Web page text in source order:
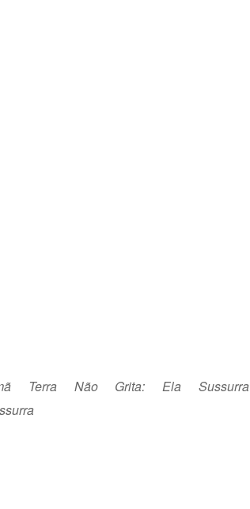
Terra Não Grita: Ela Sussurra